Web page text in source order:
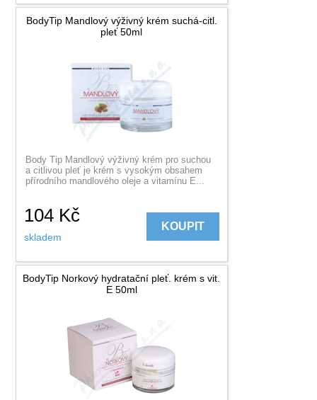
BodyTip Mandlový výživný krém suchá-citl.
pleť 50ml
Body Tip Mandlový výživný krém pro suchou
a citlivou pleť je krém s vysokým obsahem
přírodního mandlového oleje a vitamínu E...
104 Kč
skladem
KOUPIT
BodyTip Norkový hydratační pleť. krém s vit.
E 50ml